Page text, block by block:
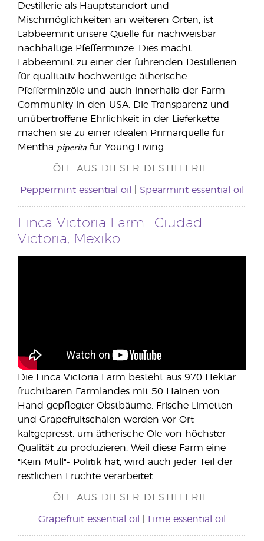
Destillerie als Hauptstandort und
Mischmöglichkeiten an weiteren Orten, ist
Labbeemint unsere Quelle für nachweisbar
nachhaltige Pfefferminze. Dies macht
Labbeemint zu einer der führenden Destillerien
für qualitativ hochwertige ätherische
Pfefferminzöle und auch innerhalb der Farm-
Community in den USA. Die Transparenz und
unübertroffene Ehrlichkeit in der Lieferkette
machen sie zu einer idealen Primärquelle für
Mentha piperita für Young Living.
ÖLE AUS DIESER DESTILLERIE:
Peppermint essential oil Spearmint essential oil
Finca Victoria Farm—Ciudad
Victoria, Mexiko
Die Finca Victoria Farm besteht aus 970 Hektar
fruchtbaren Farmlandes mit 50 Hainen von
Hand gepflegter Obstbäume. Frische Limetten-
und Grapefruitschalen werden vor Ort
kaltgepresst, um ätherische Öle von höchster
Qualität zu produzieren. Weil diese Farm eine
"Kein Müll"- Politik hat, wird auch jeder Teil der
restlichen Früchte verarbeitet.
ÖLE AUS DIESER DESTILLERIE:
Grapefruit essential oil Lime essential oil